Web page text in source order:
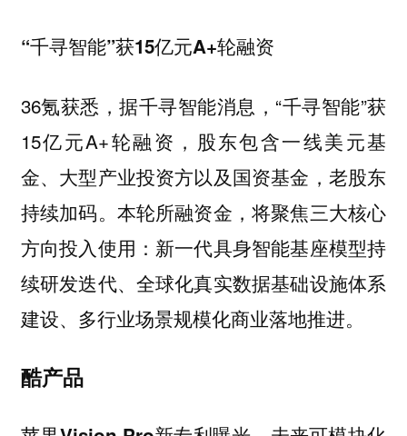
“千寻智能”获15亿元A+轮融资
36氪获悉，据千寻智能消息，“千寻智能”获
15亿元A+轮融资，股东包含一线美元基
金、大型产业投资方以及国资基金，老股东
持续加码。本轮所融资金，将聚焦三大核心
方向投入使用：新一代具身智能基座模型持
续研发迭代、全球化真实数据基础设施体系
建设、多行业场景规模化商业落地推进。
酷产品